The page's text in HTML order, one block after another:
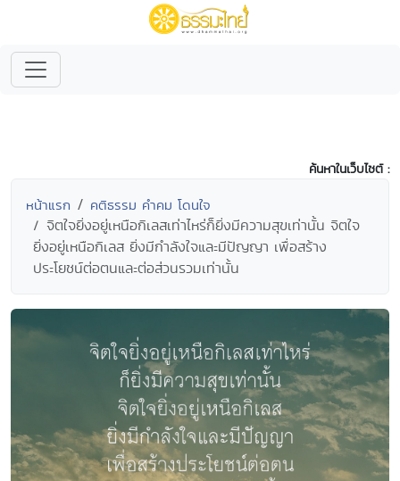
ค้นหาในเว็บไซต์ :
หน้าแรก คติธรรม คำคม โดนใจ
จิตใจยิ่งอยู่เหนือกิเลสเท่าไหร่ก็ยิ่งมีความสุขเท่านั้น จิตใจ
ยิ่งอยู่เหนือกิเลส ยิ่งมีกำลังใจและมีปัญญา เพื่อสร้าง
ประโยชน์ต่อตนและต่อส่วนรวมเท่านั้น